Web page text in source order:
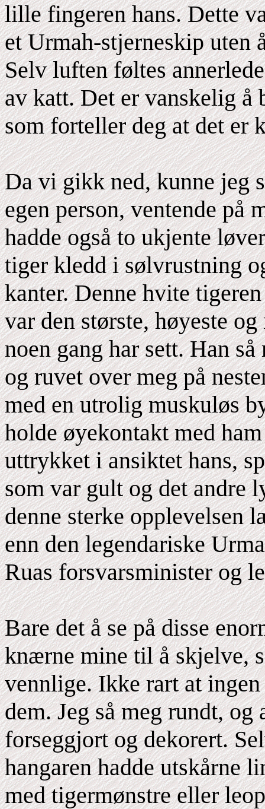
lille fingeren hans. Dette
et Urmah-stjerneskip
Selv luften føltes
av katt. Det er vanskelig å
som forteller deg at det er
Da vi gikk ned, kunne jeg
egen person, ventende på
hadde også to ukjente
tiger kledd i sølvrustning
kanter. Denne hvite
var den største, høyeste
noen gang har sett. Han
og ruvet over meg på
med en utrolig muskuløs
holde øyekontakt med
uttrykket i ansiktet hans,
som var gult og det andre
denne sterke opplevelsen
enn den legendariske
Ruas forsvarsminister og
Bare det å se på disse
knærne mine til å skjelve,
vennlige. Ikke rart at
dem. Jeg så meg rundt,
forseggjort og dekorert.
hangaren hadde utskårne
med tigermønstre eller